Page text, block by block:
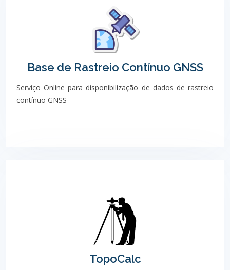
Base de Rastreio Contínuo GNSS
Serviço Online para disponibilização de dados de rastreio
contínuo GNSS
TopoCalc